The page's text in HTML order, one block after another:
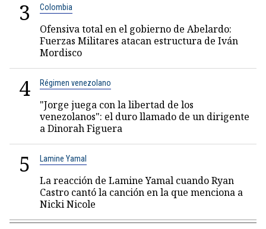
3 Colombia
Ofensiva total en el gobierno de Abelardo:
Fuerzas Militares atacan estructura de Iván
Mordisco
4 Régimen venezolano
"Jorge juega con la libertad de los
venezolanos": el duro llamado de un dirigente
a Dinorah Figuera
5 Lamine Yamal
La reacción de Lamine Yamal cuando Ryan
Castro cantó la canción en la que menciona a
Nicki Nicole